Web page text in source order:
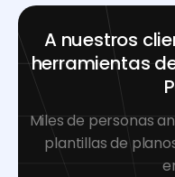
A nuestros
herramientas
Miles de personas
plantillas de